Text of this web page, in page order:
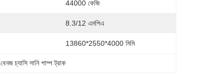
44000 কেজি
8.3/12 এমপিএ
13860*2550*4000 মিমি
, বেনজ চ্যাসি সানি পাম্প ট্রাক